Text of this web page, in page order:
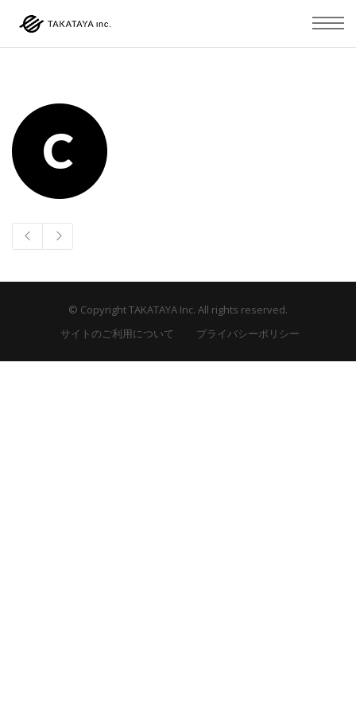
© Copyright TAKATAYA Inc. All rights reserved.
サイトのご利用について
プライバシーポリシー